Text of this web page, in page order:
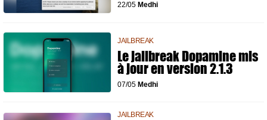
22/05 Medhi
JAILBREAK
Le jailbreak Dopamine mis
à jour en version 2.1.3
07/05 Medhi
JAILBREAK